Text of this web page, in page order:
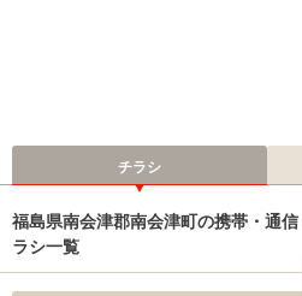
チラシ
福島県南会津郡南会津町の携帯・通
ラシ一覧